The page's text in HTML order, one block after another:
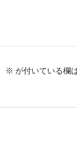
※ が付いている欄